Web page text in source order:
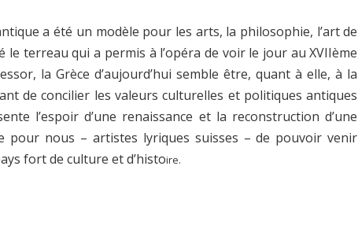
a été un modèle pour les arts, la philosophie, l’art de
le terreau qui a permis à l’opéra de voir le jour au XVIIème
la Grèce d’aujourd’hui semble être, quant à elle, à la
de concilier les valeurs culturelles et politiques antiques
l’espoir d’une renaissance et la reconstruction d’une
pour nous – artistes lyriques suisses – de pouvoir venir
fort de culture et d’histoire.